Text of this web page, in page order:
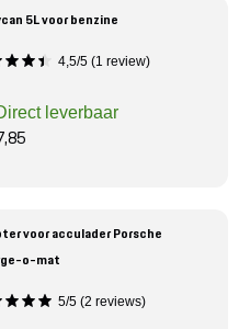
5L voor benzine
4,5/5 (1 review)
leverbaar
voor acculader Porsche
o-mat
5/5 (2 reviews)